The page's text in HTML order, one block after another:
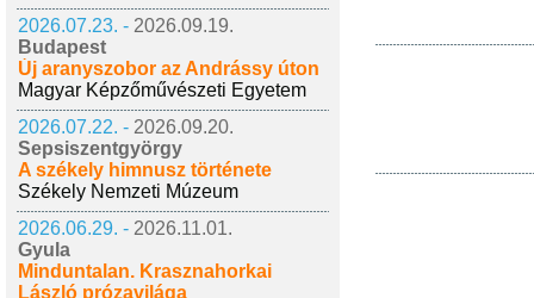
2026.07.23. - 2026.09.19.
Budapest
Új aranyszobor az Andrássy úton
Magyar Képzőművészeti Egyetem
2026.07.22. - 2026.09.20.
Sepsiszentgyörgy
A székely himnusz története
Székely Nemzeti Múzeum
2026.06.29. - 2026.11.01.
Gyula
Minduntalan. Krasznahorkai
László prózavilága